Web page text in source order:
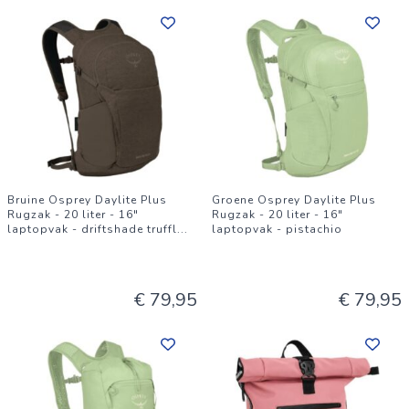
Bruine Osprey Daylite Plus
Rugzak - 20 liter - 16"
laptopvak - driftshade truffl...
€ 79,95
Groene Osprey Daylite Plus
Rugzak - 20 liter - 16"
laptopvak - pistachio
€ 79,95